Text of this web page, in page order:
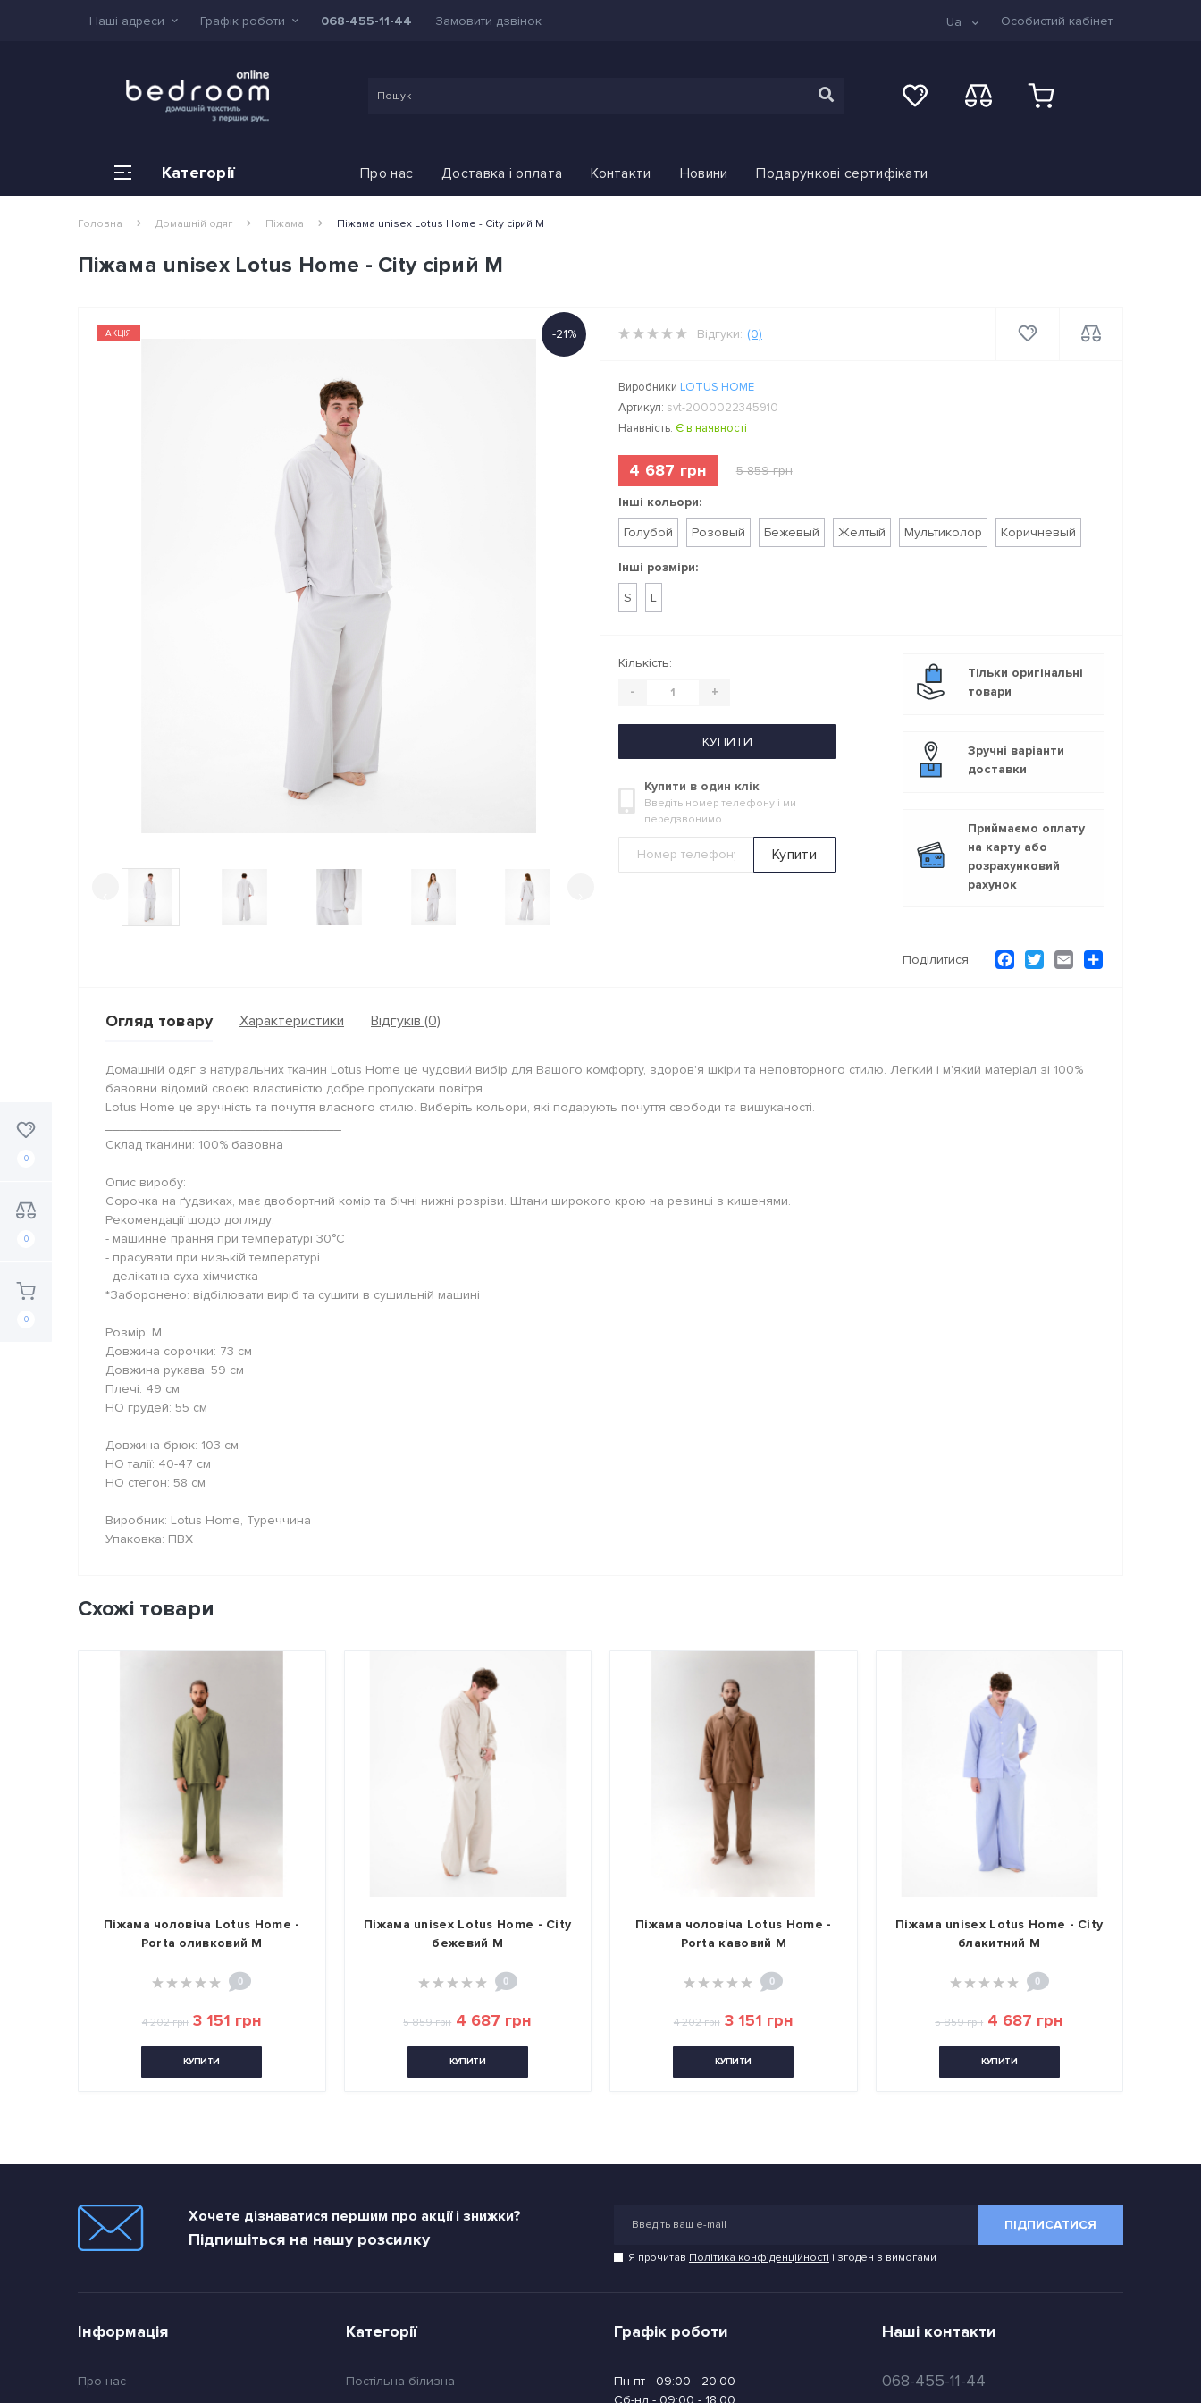
0
0
0
Наші адреси Графік роботи 068-455-11-44 Замовити дзвінок Ua Особистий кабінет
Категорії Про нас Доставка і оплата Контакти Новини Подарункові сертифікати
Головна Домашній одяг Піжама Піжама unisex Lotus Home - City сірий M
Піжама unisex Lotus Home - City сірий M
-21%
АКЦІЯ Відгуки: (0)
Виробники LOTUS HOME
Артикул: svt-2000022345910
Наявність: Є в наявності
4 687 грн 5 859 грн
Інші кольори:
Голубой
Розовый Бежевый Желтый Мультиколор Коричневый
Інші розміри:
S
L
Кількість:
- +
КУПИТИ
Купити в один клік
Введіть номер телефону і ми
передзвонимо
Купити
Тільки оригінальні
товари
Зручні варіанти
доставки
Приймаємо оплату
на карту або
розрахунковий
рахунок
Поділитися Facebook
TwitterEmail
Огляд товару Характеристики Відгуків (0)
Домашній одяг з натуральних тканин Lotus Home це чудовий вибір для Вашого комфорту, здоров'я шкіри та неповторного стилю. Легкий і м'який матеріал зі 100%
бавовни відомий своєю властивістю добре пропускати повітря.
Lotus Home це зручність та почуття власного стилю. Виберіть кольори, які подарують почуття свободи та вишуканості.
Склад тканини: 100% бавовна
Опис виробу:
Сорочка на ґудзиках, має двобортний комір та бічні нижні розрізи. Штани широкого крою на резинці з кишенями.
Рекомендації щодо догляду:
- машинне прання при температурі 30°C
- прасувати при низькій температурі
- делікатна суха хімчистка
*Заборонено: відбілювати виріб та сушити в сушильній машині
Розмір: M
Довжина сорочки: 73 см
Довжина рукава: 59 см
Плечі: 49 см
НО грудей: 55 см
Довжина брюк: 103 см
НО талії: 40-47 см
НО стегон: 58 см
Виробник: Lotus Home, Туреччина
Упаковка: ПВХ
Схожі товари
Піжама чоловіча Lotus Home -
Porta оливковий M
0
4 202 грн 3 151 грн
КУПИТИ
Піжама unisex Lotus Home - City
бежевий M
0
5 859 грн 4 687 грн
КУПИТИ
Піжама чоловіча Lotus Home -
Porta кавовий M
0
4 202 грн 3 151 грн
КУПИТИ
Піжама unisex Lotus Home - City
блакитний M
0
5 859 грн 4 687 грн
КУПИТИ
Хочете дізнаватися першим про акції і знижки?
Підпишіться на нашу розсилку
ПІДПИСАТИСЯ
Я прочитав Політика конфіденційності і згоден з вимогами
Інформація
Про нас
Категорії
Постільна білизна
Графік роботи
Пн-пт - 09:00 - 20:00
Наші контакти
068-455-11-44